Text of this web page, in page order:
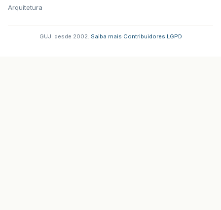
Arquitetura
GUJ: desde 2002. Saiba mais Contribuidores LGPD